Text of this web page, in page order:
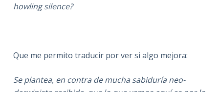
howling silence?
Que me permito traducir por ver si algo mejora:
Se plantea, en contra de mucha sabiduría neo-